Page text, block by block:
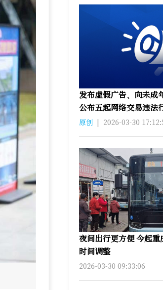
发布虚假广告、向未成
公布五起网络交易违法
原创 | 2026-03-30
夜间出行更方便 今起
时间调整
2026-03-30 09:33:06